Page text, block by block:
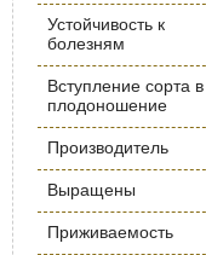
Устойчивость к
болезням
Вступление сорта в
плодоношение
Производитель
Выращены
Приживаемость